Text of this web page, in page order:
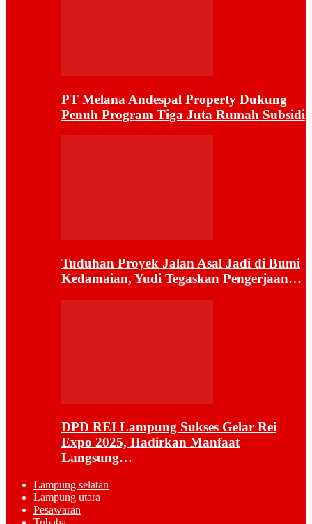
PT Melana Andespal Property Dukung
Penuh Program Tiga Juta Rumah Subsidi
Tuduhan Proyek Jalan Asal Jadi di Bumi
Kedamaian, Yudi Tegaskan Pengerjaan…
DPD REI Lampung Sukses Gelar Rei
Expo 2025, Hadirkan Manfaat
Langsung…
Lampung selatan
Lampung utara
Pesawaran